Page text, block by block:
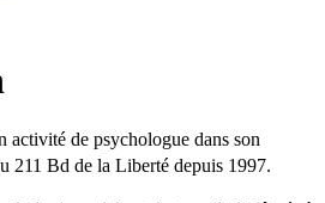
activité de psychologue dans son
211 Bd de la Liberté depuis 1997.